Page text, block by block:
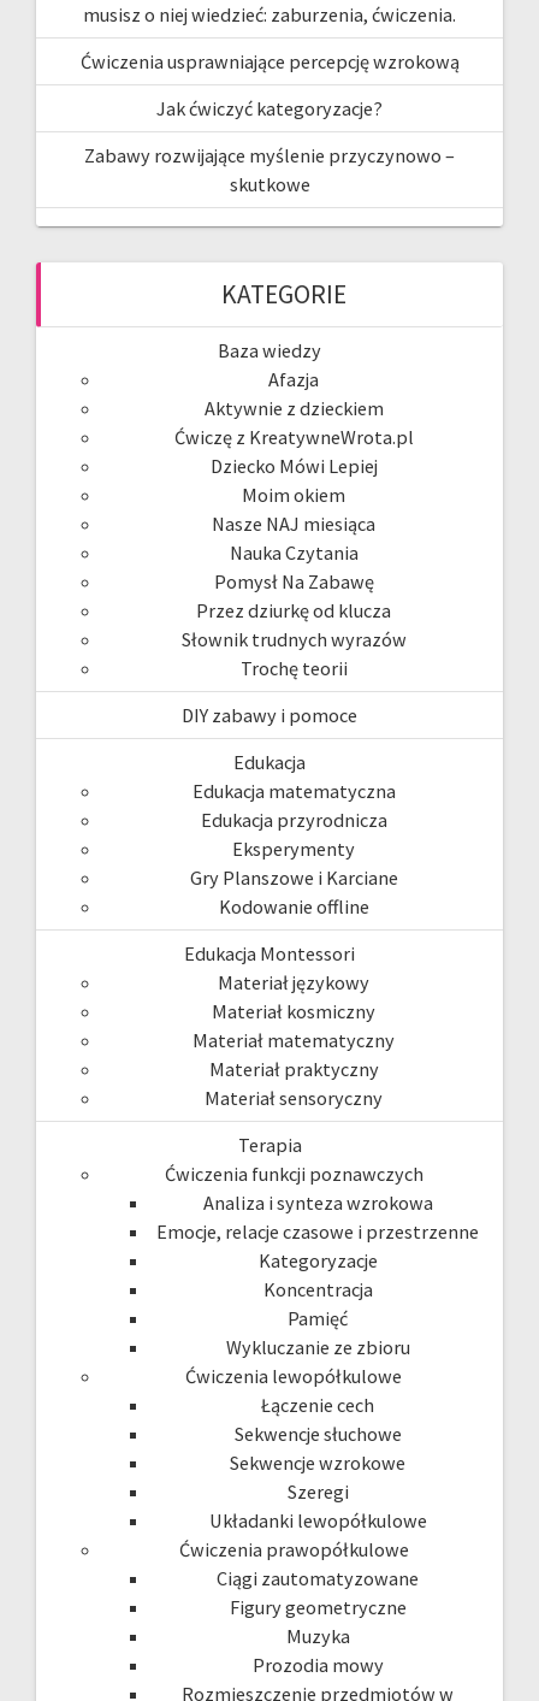
musisz o niej wiedzieć: zaburzenia, ćwiczenia.
Ćwiczenia usprawniające percepcję wzrokową
Jak ćwiczyć kategoryzacje?
Zabawy rozwijające myślenie przyczynowo –
skutkowe
KATEGORIE
Baza wiedzy
Afazja
Aktywnie z dzieckiem
Ćwiczę z KreatywneWrota.pl
Dziecko Mówi Lepiej
Moim okiem
Nasze NAJ miesiąca
Nauka Czytania
Pomysł Na Zabawę
Przez dziurkę od klucza
Słownik trudnych wyrazów
Trochę teorii
DIY zabawy i pomoce
Edukacja
Edukacja matematyczna
Edukacja przyrodnicza
Eksperymenty
Gry Planszowe i Karciane
Kodowanie offline
Edukacja Montessori
Materiał językowy
Materiał kosmiczny
Materiał matematyczny
Materiał praktyczny
Materiał sensoryczny
Terapia
Ćwiczenia funkcji poznawczych
Analiza i synteza wzrokowa
Emocje, relacje czasowe i przestrzenne
Kategoryzacje
Koncentracja
Pamięć
Wykluczanie ze zbioru
Ćwiczenia lewopółkulowe
Łączenie cech
Sekwencje słuchowe
Sekwencje wzrokowe
Szeregi
Układanki lewopółkulowe
Ćwiczenia prawopółkulowe
Ciągi zautomatyzowane
Figury geometryczne
Muzyka
Prozodia mowy
Rozmieszczenie przedmiotów w